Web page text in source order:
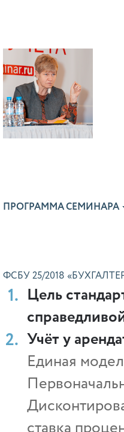
ПРОГРАММА СЕМИНАРА
ФСБУ 25/2018
Цель
Учёт у
Единая